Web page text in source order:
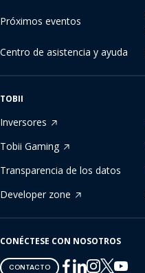
Próximos eventos
Centro de asistencia y ayuda
TOBII
Inversores
Tobii Gaming
Transparencia de los datos
Developer zone
CONÉCTESE CON NOSOTROS
CONTACTO
Tobii
Tobii
Tobii
Tobii
Tobii